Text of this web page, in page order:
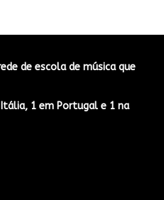
de escola de música que
1 em Portugal e 1 na